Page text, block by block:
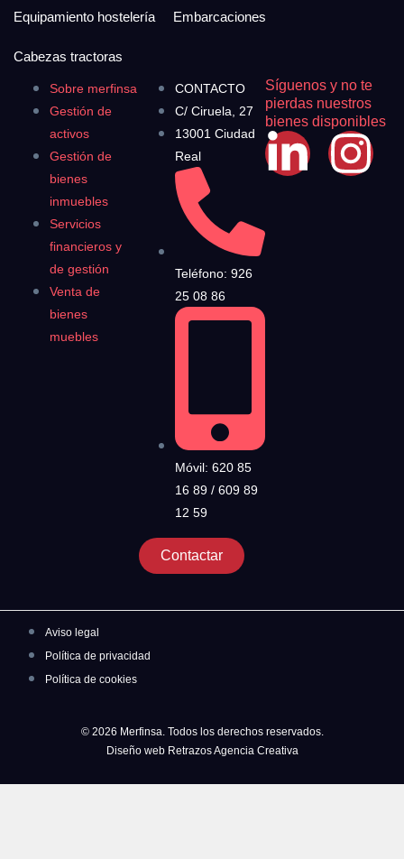
Sobre merfinsa
Gestión de
activos
Gestión de
bienes
inmuebles
Servicios
financieros y
de gestión
Venta de
bienes
muebles
CONTACTO
C/ Ciruela, 27
13001 Ciudad
Real
Teléfono: 926
25 08 86
Móvil: 620 85
16 89 / 609 89
12 59
Contactar
Síguenos y no te
pierdas nuestros
bienes disponibles
Equipamiento hostelería Embarcaciones
Cabezas tractoras
Aviso legal
Política de privacidad
Política de cookies
© 2026 Merfinsa. Todos los derechos reservados.
Diseño web Retrazos Agencia Creativa